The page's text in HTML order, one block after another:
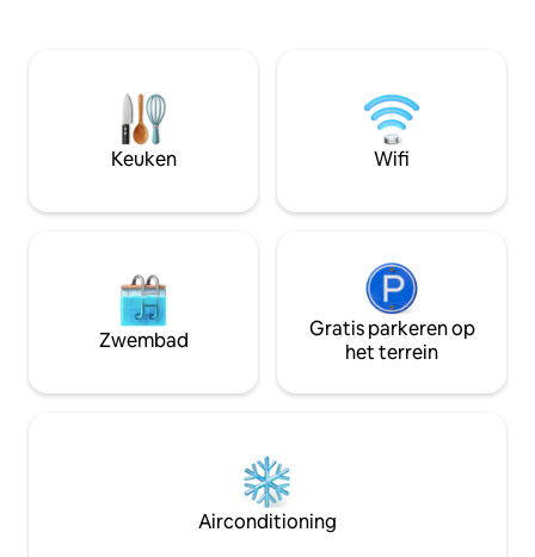
momenten van
wachten op je.
Keuken Wifi
Zwembad
Gratis parkeren op
het terrein
Airconditioning